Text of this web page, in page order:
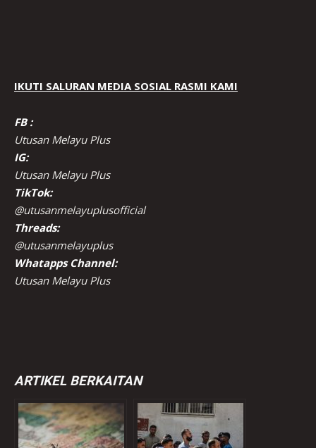
IKUTI SALURAN MEDIA SOSIAL RASMI KAMI
FB :
Utusan Melayu Plus
IG:
Utusan Melayu Plus
TikTok:
@utusanmelayuplusofficial
Threads:
@utusanmelayuplus
Whatapps Channel:
Utusan Melayu Plus
ARTIKEL BERKAITAN